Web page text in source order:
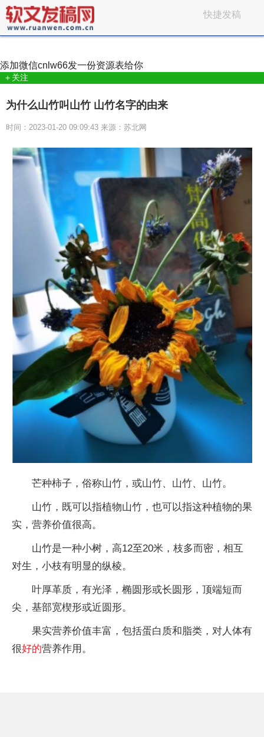
快捷发稿
添加微信cnlw66发一份资源表给你
＋关注
为什么山竹叫山竹 山竹名字的由来
时间：2023-01-20 09:09:43 来源：苏北网
芒种柿子，俗称山竹，或山竹、山竹、山竹。
山竹，既可以指植物山竹，也可以指这种植物的果
实，营养价值很高。
山竹是一种小树，高12至20米，枝多而密，相互
对生，小枝有明显的纵棱。
叶厚革质，有光泽，椭圆形或长圆形，顶端短而
尖，基部宽楔形或近圆形。
果实营养价值丰富，包括蛋白质和脂类，对人体有
很好的营养作用。